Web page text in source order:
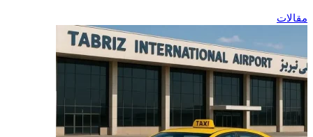
مقالات